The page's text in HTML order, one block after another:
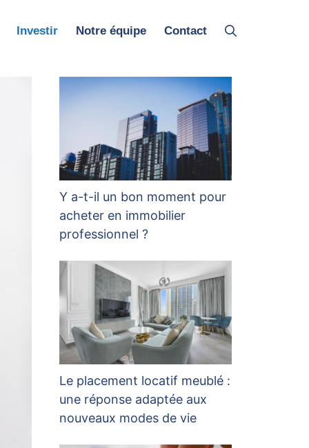
Investir Notre équipe Contact
Y a-t-il un bon moment pour
acheter en immobilier
professionnel ?
Le placement locatif meublé :
une réponse adaptée aux
nouveaux modes de vie